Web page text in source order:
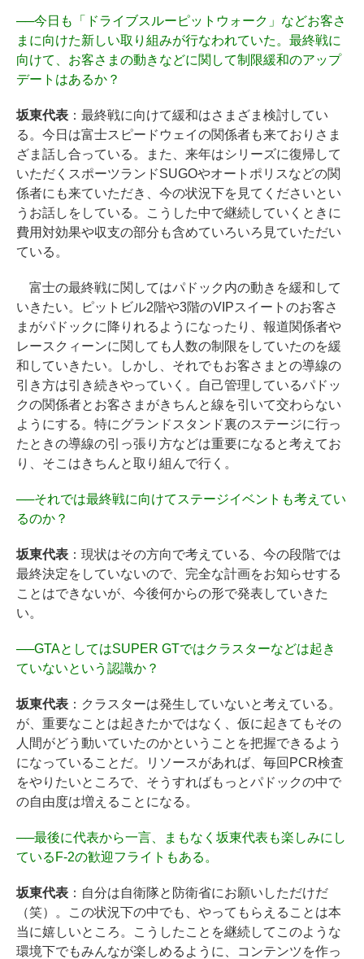
──今日も「ドライブスルーピットウォーク」などお客さ
まに向けた新しい取り組みが行なわれていた。最終戦に
向けて、お客さまの動きなどに関して制限緩和のアップ
デートはあるか？
坂東代表：最終戦に向けて緩和はさまざま検討してい
る。今日は富士スピードウェイの関係者も来ておりさま
ざま話し合っている。また、来年はシリーズに復帰して
いただくスポーツランドSUGOやオートポリスなどの関
係者にも来ていただき、今の状況下を見てくださいとい
うお話しをしている。こうした中で継続していくときに
費用対効果や収支の部分も含めていろいろ見ていただい
ている。
富士の最終戦に関してはパドック内の動きを緩和して
いきたい。ピットビル2階や3階のVIPスイートのお客さ
まがパドックに降りれるようになったり、報道関係者や
レースクィーンに関しても人数の制限をしていたのを緩
和していきたい。しかし、それでもお客さまとの導線の
引き方は引き続きやっていく。自己管理しているパドッ
クの関係者とお客さまがきちんと線を引いて交わらない
ようにする。特にグランドスタンド裏のステージに行っ
たときの導線の引っ張り方などは重要になると考えてお
り、そこはきちんと取り組んで行く。
──それでは最終戦に向けてステージイベントも考えてい
るのか？
坂東代表：現状はその方向で考えている、今の段階では
最終決定をしていないので、完全な計画をお知らせする
ことはできないが、今後何からの形で発表していきた
い。
──GTAとしてはSUPER GTではクラスターなどは起き
ていないという認識か？
坂東代表：クラスターは発生していないと考えている。
が、重要なことは起きたかではなく、仮に起きてもその
人間がどう動いていたのかということを把握できるよう
になっていることだ。リソースがあれば、毎回PCR検査
をやりたいところで、そうすればもっとパドックの中で
の自由度は増えることになる。
──最後に代表から一言、まもなく坂東代表も楽しみにし
ているF-2の歓迎フライトもある。
坂東代表：自分は自衛隊と防衛省にお願いしただけだ
（笑）。この状況下の中でも、やってもらえることは本
当に嬉しいところ。こうしたことを継続してこのような
環境下でもみんなが楽しめるように、コンテンツを作っ